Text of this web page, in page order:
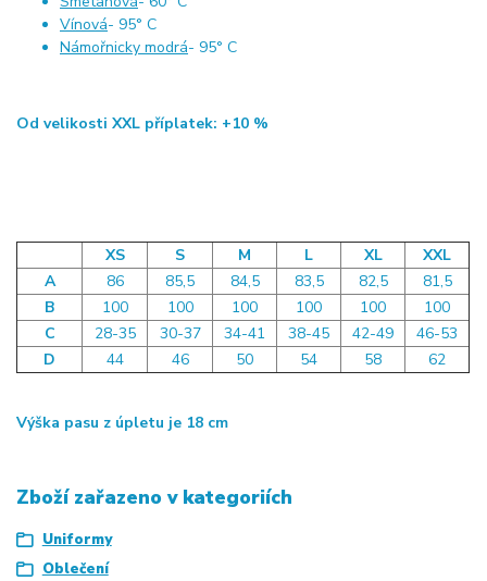
Vínová- 95° C
Námořnicky modrá- 95° C
Od velikosti XXL příplatek: +10 %
XS S M L XL
XXL
A
86 85,5 84,5 83,5 82,5
81,5
B
100 100 100 100 100
100
C
28-35 30-37 34-41 38-45 42-49
46-53
D
44 46 50 54 58 62
Výška pasu z úpletu je 18 cm
Zboží zařazeno v kategoriích
Uniformy
Oblečení